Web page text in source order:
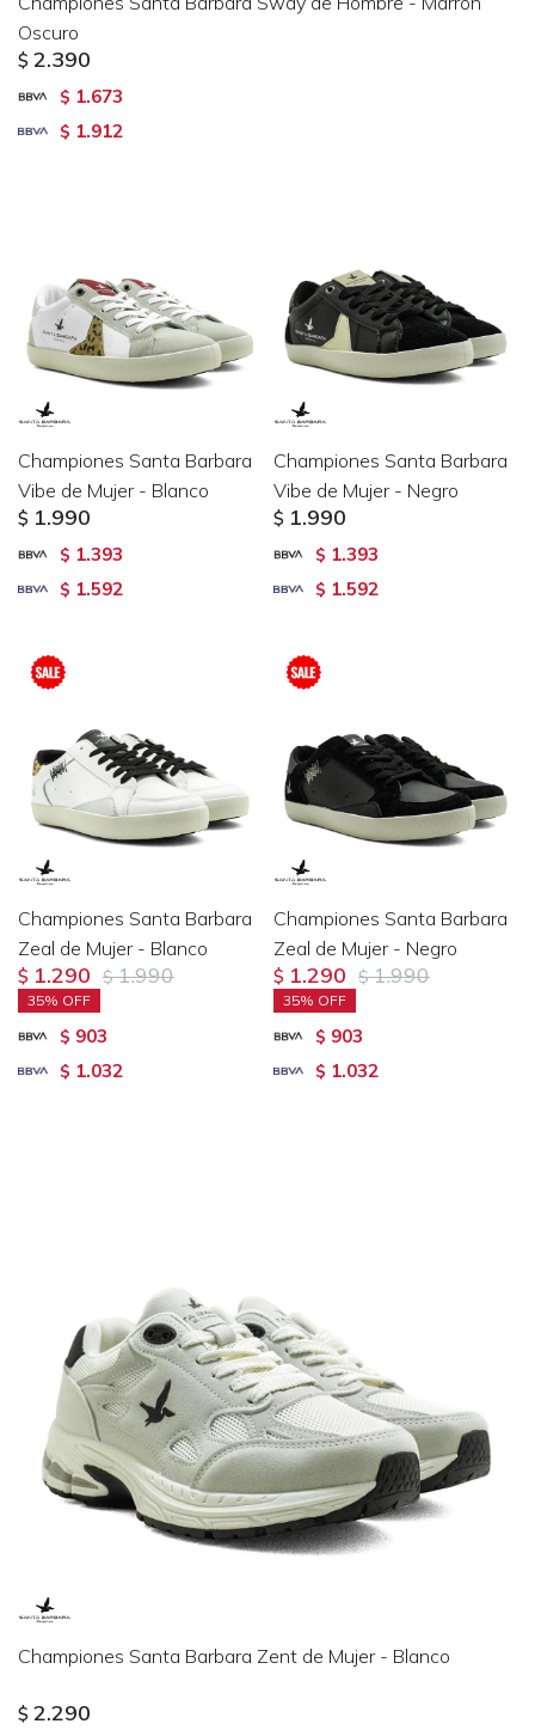
Oscuro
$ 2.390
$ 1.673
$ 1.912
Championes Santa Barbara
Vibe de Mujer - Blanco
$ 1.990
$ 1.393
$ 1.592
Championes Santa Barbara
Vibe de Mujer - Negro
$ 1.990
$ 1.393
$ 1.592
Championes Santa Barbara
Zeal de Mujer - Blanco
$ 1.290 $ 1.990
35
$ 903
$ 1.032
Championes Santa Barbara
Zeal de Mujer - Negro
$ 1.290 $ 1.990
35
$ 903
$ 1.032
Championes Santa Barbara Zent de Mujer - Blanco
$ 2.290